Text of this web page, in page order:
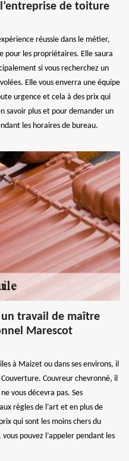
de toiture
réussie dans le métier,
pour les propriétaires. Elle saura
si vous recherchez un
Elle vous enverra une équipe
urgence et cela à des prix qui
savoir plus et pour demander un
les horaires de bureau.
travail de maître
Marescot
à Maizet ou dans ses environs, il
Couvreur chevronné, il
vous décevra pas. Ses
règles de l’art et en plus de
qui sont les moins chers du
pouvez l’appeler pendant les